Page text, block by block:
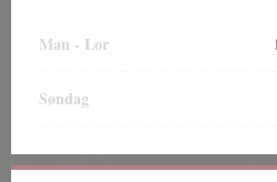
Man - Lor
Søndag